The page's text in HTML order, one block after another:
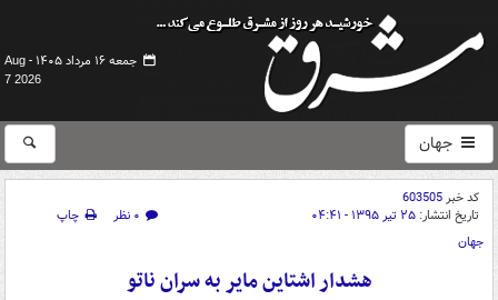
جمعه ۱۶ مرداد ۱۴۰۵ -
Aug
7 2026
جهان
کد خبر603505
تاریخ انتشار: ۲۵ تیر ۱۳۹۵ - ۰۴:۴۱ ۰ نظر
چاپ
جهان
هشدار اشتاین مایر به سران ناتو